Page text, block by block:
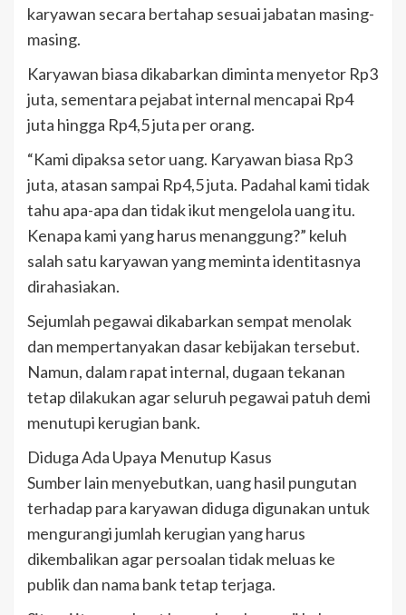
karyawan secara bertahap sesuai jabatan masing-
masing.
Karyawan biasa dikabarkan diminta menyetor Rp3
juta, sementara pejabat internal mencapai Rp4
juta hingga Rp4,5 juta per orang.
“Kami dipaksa setor uang. Karyawan biasa Rp3
juta, atasan sampai Rp4,5 juta. Padahal kami tidak
tahu apa-apa dan tidak ikut mengelola uang itu.
Kenapa kami yang harus menanggung?” keluh
salah satu karyawan yang meminta identitasnya
dirahasiakan.
Sejumlah pegawai dikabarkan sempat menolak
dan mempertanyakan dasar kebijakan tersebut.
Namun, dalam rapat internal, dugaan tekanan
tetap dilakukan agar seluruh pegawai patuh demi
menutupi kerugian bank.
Diduga Ada Upaya Menutup Kasus
Sumber lain menyebutkan, uang hasil pungutan
terhadap para karyawan diduga digunakan untuk
mengurangi jumlah kerugian yang harus
dikembalikan agar persoalan tidak meluas ke
publik dan nama bank tetap terjaga.